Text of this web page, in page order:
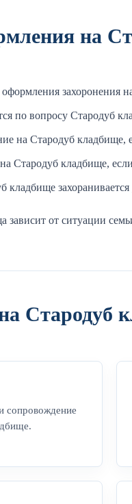
на
оформления захоронения
по вопросу Стародуб
на Стародуб кладбище,
Стародуб кладбище,
кладбище
от ситуации
Стародуб
сопровождение